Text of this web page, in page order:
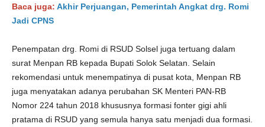
Baca juga: Akhir Perjuangan, Pemerintah Angkat drg. Romi
Jadi CPNS
Penempatan drg. Romi di RSUD Solsel juga tertuang dalam
surat Menpan RB kepada Bupati Solok Selatan. Selain
rekomendasi untuk menempatinya di pusat kota, Menpan RB
juga menyatakan adanya perubahan SK Menteri PAN-RB
Nomor 224 tahun 2018 khususnya formasi fonter gigi ahli
pratama di RSUD yang semula hanya satu menjadi dua formasi.